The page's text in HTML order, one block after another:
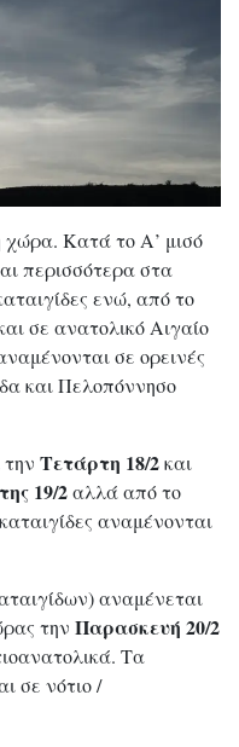
χώρα. Κατά το Α’ μισό
περισσότερα στα
ενώ, από το
σε ανατολικό Αιγαίο
σε ορεινές
και Πελοπόννησο
Τετάρτη 18/2και
19/2αλλά από το
αναμένονται
αναμένεται
την Παρασκευή 20/2
Τα
σε νότιο /